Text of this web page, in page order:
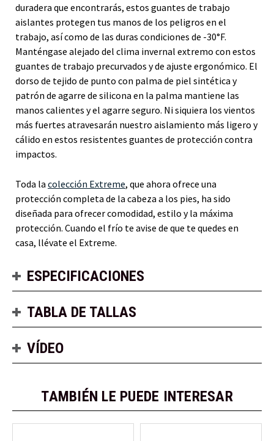
duradera que encontrarás, estos guantes de trabajo
aislantes protegen tus manos de los peligros en el
trabajo, así como de las duras condiciones de -30°F.
Manténgase alejado del clima invernal extremo con estos
guantes de trabajo precurvados y de ajuste ergonómico. El
dorso de tejido de punto con palma de piel sintética y
patrón de agarre de silicona en la palma mantiene las
manos calientes y el agarre seguro. Ni siquiera los vientos
más fuertes atravesarán nuestro aislamiento más ligero y
cálido en estos resistentes guantes de protección contra
impactos.
Toda la colección Extreme, que ahora ofrece una
protección completa de la cabeza a los pies, ha sido
diseñada para ofrecer comodidad, estilo y la máxima
protección. Cuando el frío te avise de que te quedes en
casa, llévate el Extreme.
ESPECIFICACIONES
TABLA DE TALLAS
VÍDEO
TAMBIÉN LE PUEDE INTERESAR